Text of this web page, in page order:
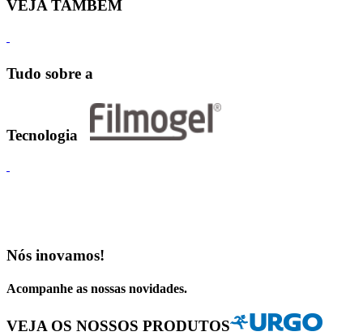
VEJA TAMBÉM
Tudo sobre a
Tecnologia
Nós inovamos!
Acompanhe as nossas novidades.
VEJA OS NOSSOS PRODUTOS